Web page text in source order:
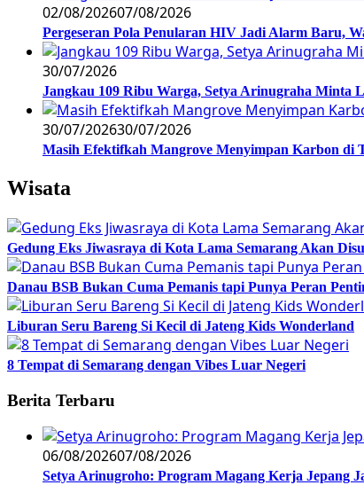
02/08/202607/08/2026
Pergeseran Pola Penularan HIV Jadi Alarm Baru,
30/07/2026
Jangkau 109 Ribu Warga, Setya Arinugraha Minta
30/07/202630/07/2026
Masih Efektifkah Mangrove Menyimpan Karbon di
Wisata
Gedung Eks Jiwasraya di Kota Lama Semarang Akan
Danau BSB Bukan Cuma Pemanis tapi Punya Peran
Liburan Seru Bareng Si Kecil di Jateng Kids Wonderland
8 Tempat di Semarang dengan Vibes Luar Negeri
Berita Terbaru
06/08/202607/08/2026
Setya Arinugroho: Program Magang Kerja Jepang